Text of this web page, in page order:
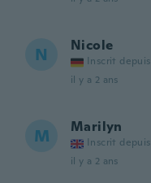
N Nicole
Inscrit depuis
il y a 2 ans
M Marilyn
Inscrit depuis
il y a 2 ans